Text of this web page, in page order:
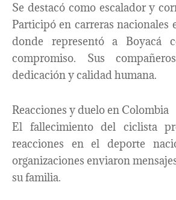
Se destacó como escalador y
Participó en carreras nacionales
donde representó a Boyacá
compromiso. Sus
dedicación y calidad humana.
Reacciones y duelo en Colombia
El fallecimiento del ciclista
reacciones en el deporte
organizaciones enviaron
su familia.